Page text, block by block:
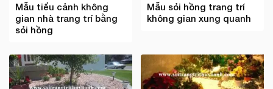
Mẫu tiểu cảnh không
gian nhà trang trí bằng
sỏi hồng
Mẫu sỏi hồng trang trí
không gian xung quanh